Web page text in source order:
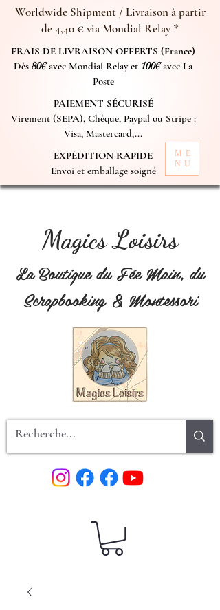
Worldwide Shipment / Livraison à partir
de 4,40 € via Mondial Relay *
FRAIS DE LIVRAISON OFFERTS (France)
Dès 80€avec Mondial Relay et 100€avec La
Poste
PAIEMENT SÉCURISÉ
Virement (SEPA), Chèque, Paypal ou Stripe :
Visa, Mastercard,...
EXPÉDITION RAPIDE
Envoi et emballage soigné
ME
NU
Magics Loisirs
La Boutique du Fée Main, du
Scrapbooking & Montessori